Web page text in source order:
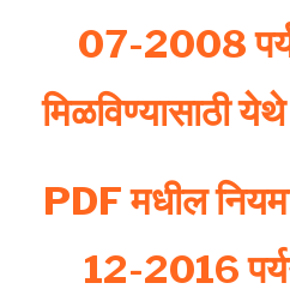
07-2008
मिळविण्यासाठी
PDF मधील
12-2016